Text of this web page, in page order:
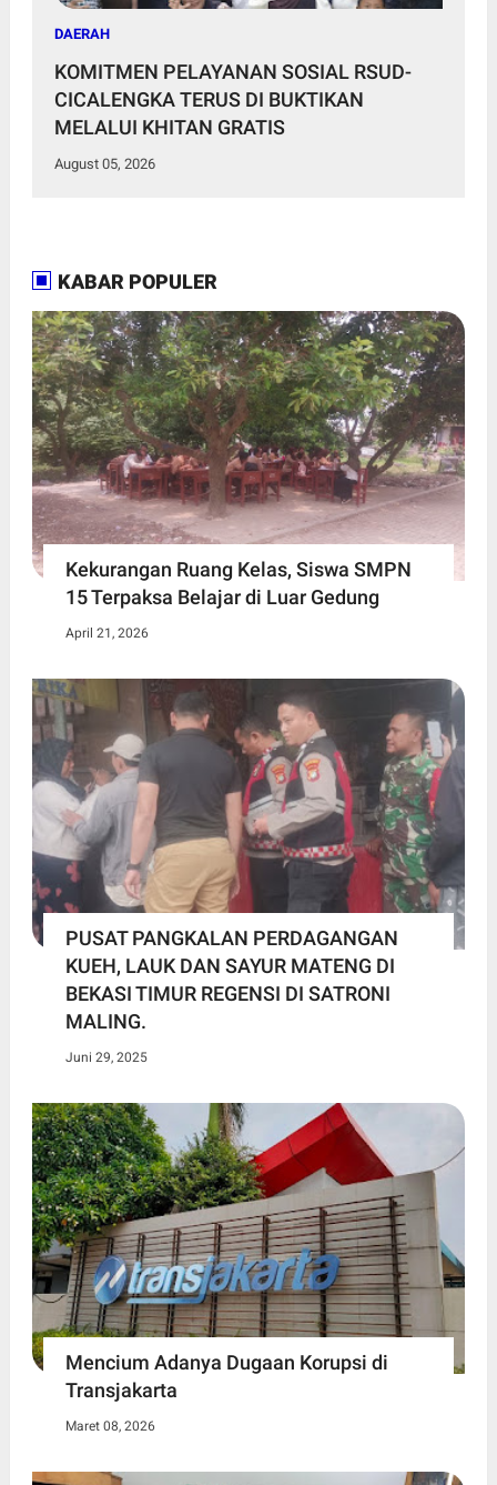
DAERAH
KOMITMEN PELAYANAN SOSIAL RSUD-
CICALENGKA TERUS DI BUKTIKAN
MELALUI KHITAN GRATIS
August 05, 2026
KABAR POPULER
Kekurangan Ruang Kelas, Siswa SMPN
15 Terpaksa Belajar di Luar Gedung ​
April 21, 2026
PUSAT PANGKALAN PERDAGANGAN
KUEH, LAUK DAN SAYUR MATENG DI
BEKASI TIMUR REGENSI DI SATRONI
MALING.
Juni 29, 2025
Mencium Adanya Dugaan Korupsi di
Transjakarta
Maret 08, 2026